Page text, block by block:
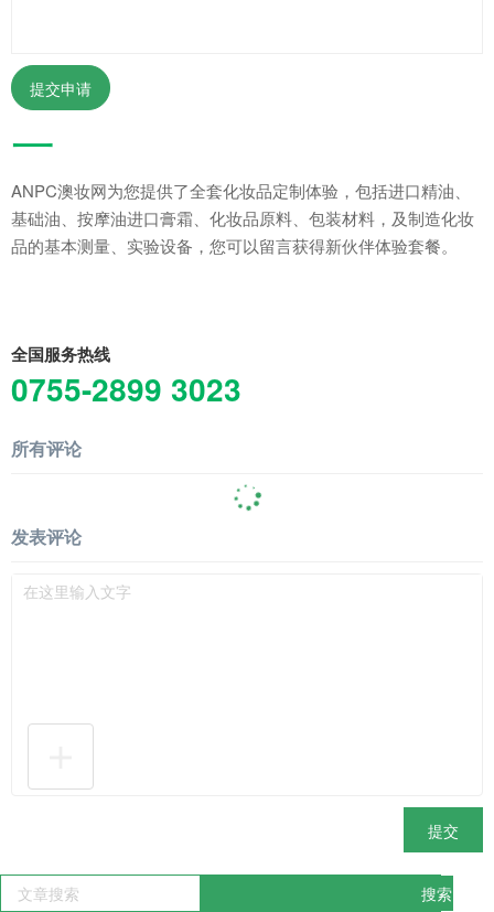
提交申请
一
ANPC澳妆网为您提供了全套化妆品定制体验，包括进口精油、
基础油、按摩油进口膏霜、化妆品原料、包装材料，及制造化妆
品的基本测量、实验设备，您可以留言获得新伙伴体验套餐。
全国服务热线
0755-2899 3023
所有评论
发表评论
提交
搜索